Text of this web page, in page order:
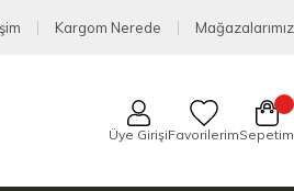
Kargom Nerede Mağazalarımız
Üye GirişiFavorilerimSepetim